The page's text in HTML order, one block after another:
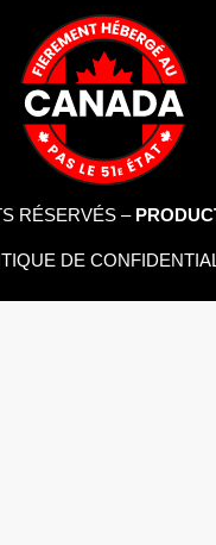
RÉSERVÉS –
DE